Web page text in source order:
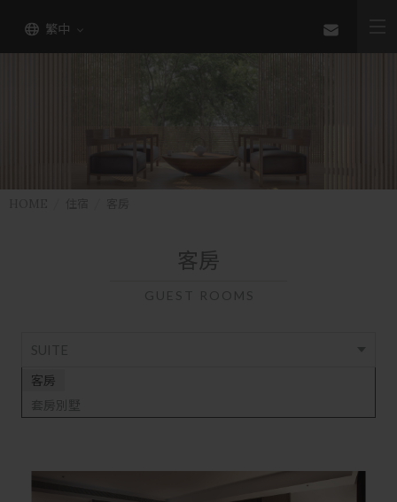
繁中
客房
GUEST ROOMS
SUITE
客房
套房別墅